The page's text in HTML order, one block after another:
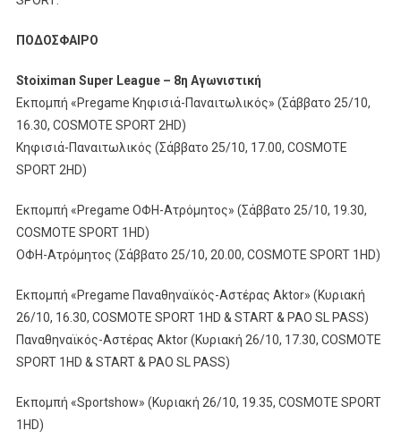
ΠΟΔΟΣΦΑΙΡΟ
Stoiximan Super League – 8η Αγωνιστική
Εκπομπή «Pregame Κηφισιά-Παναιτωλικός» (Σάββατο 25/10,
16.30, COSMOTE SPORT 2HD)
Κηφισιά-Παναιτωλικός (Σάββατο 25/10, 17.00, COSMOTE
SPORT 2HD)
Εκπομπή «Pregame ΟΦΗ-Ατρόμητος» (Σάββατο 25/10, 19.30,
COSMOTE SPORT 1HD)
ΟΦΗ-Ατρόμητος (Σάββατο 25/10, 20.00, COSMOTE SPORT 1HD)
Εκπομπή «Pregame Παναθηναϊκός-Αστέρας Aktor» (Κυριακή
26/10, 16.30, COSMOTE SPORT 1HD & START & PAO SL PASS)
Παναθηναϊκός-Αστέρας Aktor (Κυριακή 26/10, 17.30, COSMOTE
SPORT 1HD & START & PAO SL PASS)
Εκπομπή «Sportshow» (Κυριακή 26/10, 19.35, COSMOTE SPORT
1HD)